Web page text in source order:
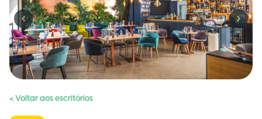
Previous slide Next
< Voltar aos escritórios